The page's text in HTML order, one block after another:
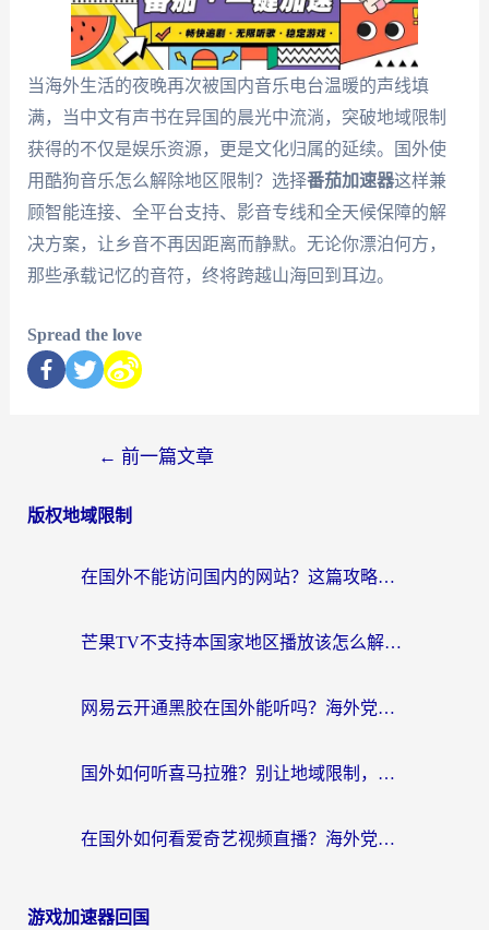
当海外生活的夜晚再次被国内音乐电台温暖的声线填
满，当中文有声书在异国的晨光中流淌，突破地域限制
获得的不仅是娱乐资源，更是文化归属的延续。国外使
用酷狗音乐怎么解除地区限制？选择番茄加速器这样兼
顾智能连接、全平台支持、影音专线和全天候保障的解
决方案，让乡音不再因距离而静默。无论你漂泊何方，
那些承载记忆的音符，终将跨越山海回到耳边。
Spread the love
← 前一篇文章
版权地域限制
在国外不能访问国内的网站？这篇攻略帮你无缝连接家乡资源
芒果TV不支持本国家地区播放该怎么解决？海外党追剧看片的终极指南
网易云开通黑胶在国外能听吗？海外党亲测有效的回国听音乐方案
国外如何听喜马拉雅？别让地域限制，断了你的中文声音陪伴
在国外如何看爱奇艺视频直播？海外党亲测有效的回国加速器指南
游戏加速器回国